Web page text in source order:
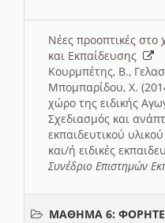
Νέες προοπτικές στο
και Εκπαίδευσης
Κουρμπέτης, Β.,
Μπομπαρίδου, Χ.
χώρο της ειδικής
Σχεδιασμός και
εκπαιδευτικού
και/ή ειδικές
Συνέδριο Επιστημών
ΜΑΘΗΜΑ 6: